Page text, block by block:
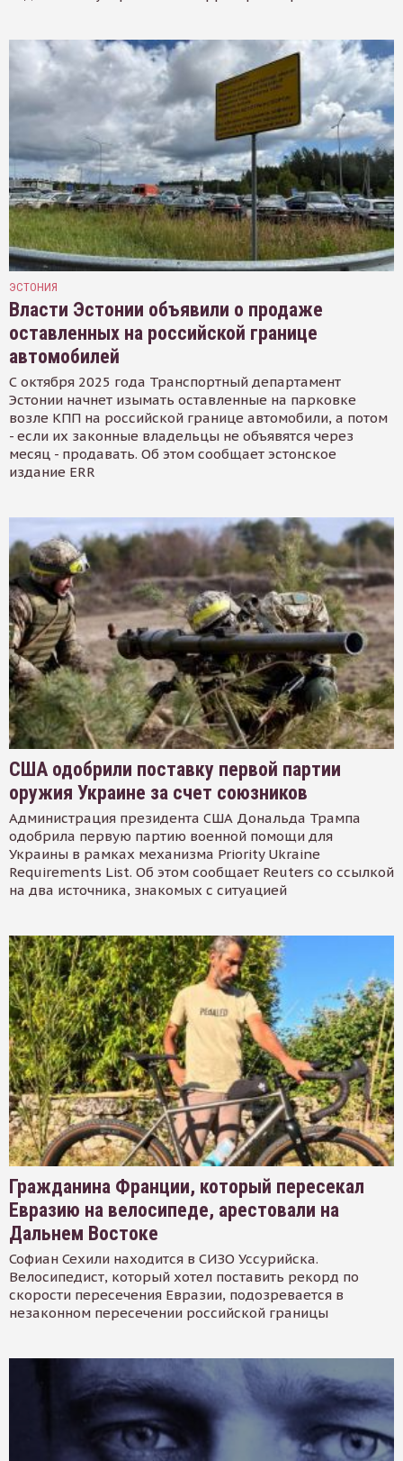
ЭСТОНИЯ
Власти Эстонии объявили о продаже
оставленных на российской границе
автомобилей
С октября 2025 года Транспортный департамент
Эстонии начнет изымать оставленные на парковке
возле КПП на российской границе автомобили, а потом
- если их законные владельцы не объявятся через
месяц - продавать. Об этом сообщает эстонское
издание ERR
США одобрили поставку первой партии
оружия Украине за счет союзников
Администрация президента США Дональда Трампа
одобрила первую партию военной помощи для
Украины в рамках механизма Priority Ukraine
Requirements List. Об этом сообщает Reuters со ссылкой
на два источника, знакомых с ситуацией
Гражданина Франции, который пересекал
Евразию на велосипеде, арестовали на
Дальнем Востоке
Софиан Сехили находится в СИЗО Уссурийска.
Велосипедист, который хотел поставить рекорд по
скорости пересечения Евразии, подозревается в
незаконном пересечении российской границы